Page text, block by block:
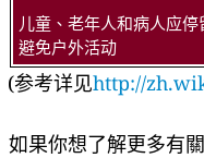
儿童、老年人和病人应
避免户外活动
(参考详见http://
如果你想了解更多有